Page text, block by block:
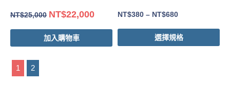
NT$25,000 NT$22,000
加入購物車
NT$380 – NT$680
選擇規格
1 2